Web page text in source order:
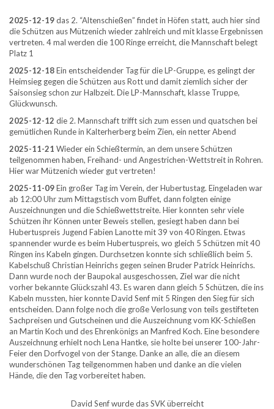
2025-12-19das 2. “Altenschießen” findet in Höfen statt, auch hier sind
die Schützen aus Mützenich wieder zahlreich und mit klasse Ergebnissen
vertreten. 4 mal werden die 100 Ringe erreicht, die Mannschaft belegt
Platz 1
2025-12-18Ein entscheidender Tag für die LP-Gruppe, es gelingt der
Heimsieg gegen die Schützen aus Rott und damit ziemlich sicher der
Saisonsieg schon zur Halbzeit. Die LP-Mannschaft, klasse Truppe,
Glückwunsch.
2025-12-12 die 2. Mannschaft trifft sich zum essen und quatschen bei
gemütlichen Runde in Kalterherberg beim Zien, ein netter Abend
2025-11-21 Wieder ein Schießtermin, an dem unsere Schützen
teilgenommen haben, Freihand- und Angestrichen-Wettstreit in Rohren.
Hier war Mützenich wieder gut vertreten!
2025-11-09Ein großer Tag im Verein, der Hubertustag. Eingeladen war
ab 12:00 Uhr zum Mittagstisch vom Buffet, dann folgten einige
Auszeichnungen und die Schießwettstreite. Hier konnten sehr viele
Schützen ihr Können unter Beweis stellen, gesiegt haben dann bei
Hubertuspreis Jugend Fabien Lanotte mit 39 von 40 Ringen. Etwas
spannender wurde es beim Hubertuspreis, wo gleich 5 Schützen mit 40
Ringen ins Kabeln gingen. Durchsetzen konnte sich schließlich beim 5.
Kabelschuß Christian Heinrichs gegen seinen Bruder Patrick Heinrichs.
Dann wurde noch der Baupokal ausgeschossen, Ziel war die nicht
vorher bekannte Glückszahl 43. Es waren dann gleich 5 Schützen, die ins
Kabeln mussten, hier konnte David Senf mit 5 Ringen den Sieg für sich
entscheiden. Dann folge noch die große Verlosung von teils gestifteten
Sachpreisen und Gutscheinen und die Auszeichnung vom KK-Schießen
an Martin Koch und des Ehrenkönigs an Manfred Koch. Eine besondere
Auszeichnung erhielt noch Lena Hantke, sie holte bei unserer 100-Jahr-
Feier den Dorfvogel von der Stange. Danke an alle, die an diesem
wunderschönen Tag teilgenommen haben und danke an die vielen
Hände, die den Tag vorbereitet haben.
David Senf wurde das SVK überreicht